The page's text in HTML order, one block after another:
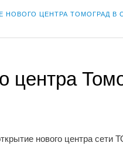
НОВОГО ЦЕНТРА ТОМОГРАД В
центра
нового центра сети